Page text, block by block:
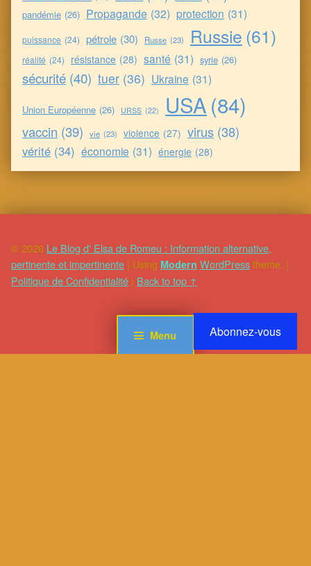
Menu
pandémie (26) Propagande (32) protection (31)
puissance (24) pétrole (30) Russe (23) Russie (61)
réalité (24) résistance (28) santé (31) syrie (26)
sécurité (40) tuer (36) Ukraine (31)
Union Européenne (26) URSS (22) USA(84)
vaccin (39) vie (23) violence (27) virus (38)
vérité (34) économie (31) énergie (28)
© 2026 Le Blog d' Elsa de Romeu : Information alternative,
pertinente et impertinente | Using Modern WordPresstheme. |
Politique de Confidentialité | Back to top ↑
Abonnez-vous